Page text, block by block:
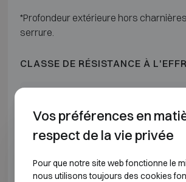
*Profondeur extérieure hors
serrure.
CLASSE DE RÉSISTANCE À
SISTEC Euroguard SE I-6
*Profondeur extérieure hors
serrure.
Vos préférences en
respect de la vie privée
Pour que notre site web fonctionne le
nous utilisons toujours des cookies